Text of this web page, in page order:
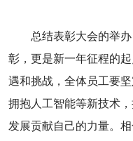
总结表彰大会的举办
彰，更是新一年征程的
遇和挑战，全体员工要
拥抱人工智能等新技术
发展贡献自己的力量。